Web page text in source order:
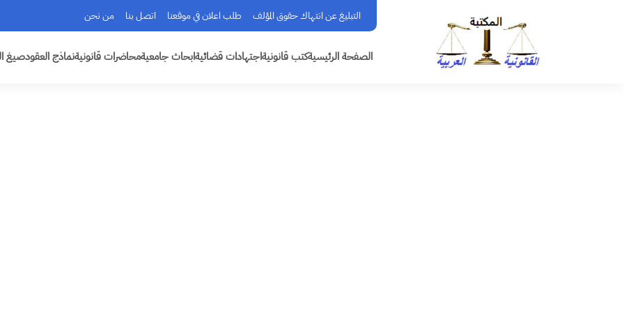
التبليغ عن انتهاك حقوق المؤلف طلب اعلان في موقعنا اتصل بنا من نحن
الصفحة الرئيسيةكتب قانونيةاجتهادات قضائيةابحاث جامعيةمحاضرات قانونيةنماذج العقودصيغ